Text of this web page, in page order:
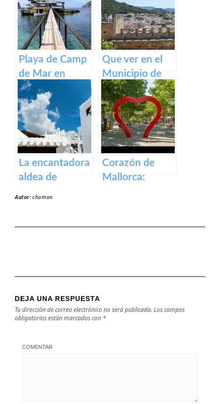
Playa de Camp
de Mar en
Mallorca
Que ver en el
Municipio de
Capdepera en
Baleares
La encantadora
aldea de
Corazón de
Mallorca:
Autor:chomon
DEJA UNA RESPUESTA
Tu dirección de correo electrónico no será publicada. Los campos
obligatorios están marcados con *
COMENTAR